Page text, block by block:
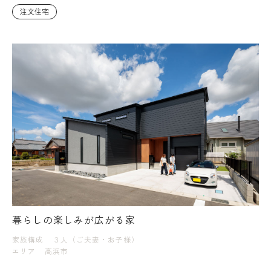
注文住宅
暮らしの楽しみが広がる家
家族構成
３人（ご夫妻・お子様）
エリア
高浜市